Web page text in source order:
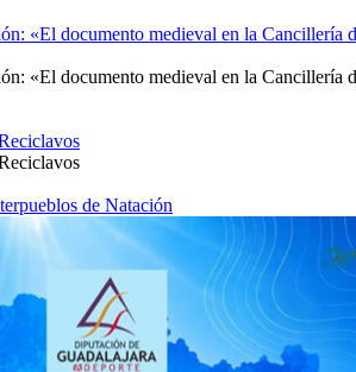
«El documento medieval en la Cancillería
«El documento medieval en la Cancillería
de Natación